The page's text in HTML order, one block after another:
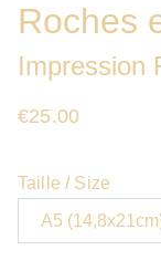
Roches
Impression
€25.00
Taille / Size